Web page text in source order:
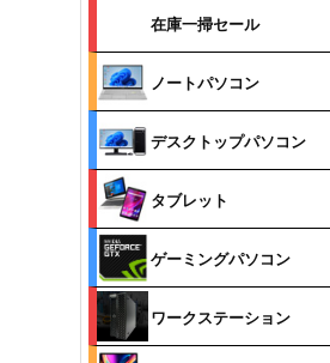
在庫一掃セール
ノートパソコン
デスクトップパソコン
タブレット
ゲーミングパソコン
ワークステーション